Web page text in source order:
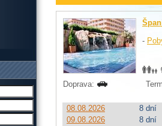
-
Doprava:
08.08.2026
8 dní
09.08.2026
8 dní